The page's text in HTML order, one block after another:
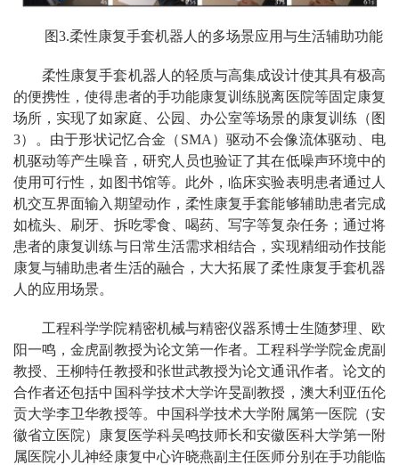
图3.柔性康复手套机器人的多场景应用与生活辅助功能
柔性康复手套机器人的轻质与高集成设计使其具有极高
的便携性，使得患者的手功能康复训练脱离医院等固定康复
场所，实现了如家庭、公园、办公室等场景的康复训练（图
3）。由于形状记忆合金（SMA）驱动不会像流体驱动、电
机驱动等产生噪音，研究人员也验证了其在低噪声环境中的
使用可行性，如图书馆等。此外，临床实验表明患者通过人
机交互界面输入期望动作，柔性康复手套能够辅助患者完成
如梳头、刷牙、拆吃零食、喝药、写字等复杂任务；通过将
患者的康复训练与日常生活需求相结合，实现精细动作技能
康复与辅助患者生活的融合，大大拓展了柔性康复手套机器
人的应用场景。
工程科学学院精密机械与精密仪器系博士生随梦理、欧
阳一鸣，金虎副教授为论文第一作者。工程科学学院金虎副
教授、王柳特任教授和张世武教授为论文通讯作者。论文的
合作者还包括中国科学技术大学许旻副教授，澳大利亚伍伦
贡大学李卫华教授等。中国科学技术大学附属第一医院（安
徽省立医院）康复医学科吴鸣技师长和安徽医科大学第一附
属医院小儿神经康复中心许晓燕副主任医师分别在手功能临